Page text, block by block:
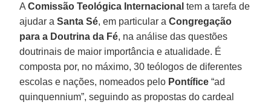
AComissão Teológica Internacional tem a tarefa de
ajudar aSanta Sé, em particular aCongregação
para a Doutrina da Fé, na análise das questões
doutrinais de maior importância e atualidade. É
composta por, no máximo, 30 teólogos de diferentes
escolas e nações, nomeados pelo Pontífice “ad
quinquennium”, seguindo as propostas do cardeal